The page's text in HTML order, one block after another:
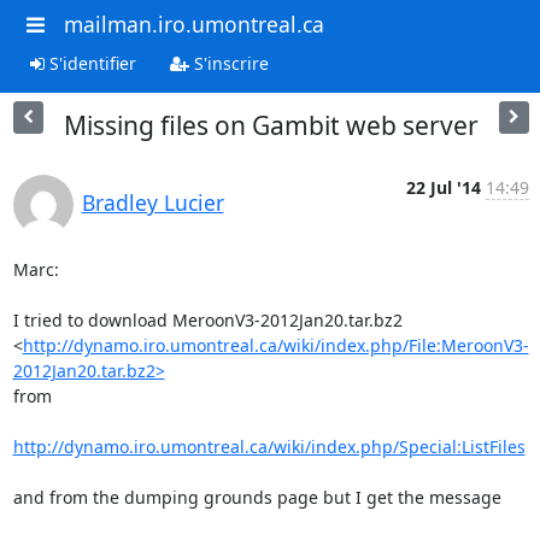
mailman.iro.umontreal.ca
S'identifier S'inscrire
Missing files on Gambit web server
Bradley Lucier
22 Jul '14 14:49
Marc:
I tried to download MeroonV3-2012Jan20.tar.bz2
<http://dynamo.iro.umontreal.ca/wiki/index.php/File:MeroonV3-
2012Jan20.tar.bz2>
from
http://dynamo.iro.umontreal.ca/wiki/index.php/Special:ListFiles
and from the dumping grounds page but I get the message